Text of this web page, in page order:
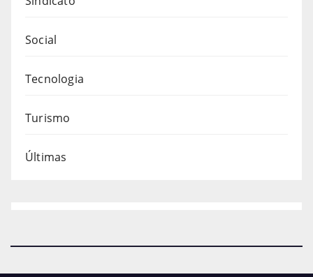
Social
Tecnologia
Turismo
Últimas